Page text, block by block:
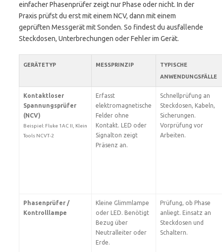
einfacher Phasenprüfer zeigt nur Phase oder nicht. In der
Praxis prüfst du erst mit einem NCV, dann mit einem
geprüften Messgerät mit Sonden. So findest du ausfallende
Steckdosen, Unterbrechungen oder Fehler im Gerät.
GERÄTETYP MESSPRINZIP
TYPISCHE
ANWENDUNGSFÄLLE
Kontaktloser
Spannungsprüfer
(NCV)
Beispiel: Fluke 1AC II, Klein
Tools NCVT-2
Erfasst
elektromagnetische
Felder ohne
Kontakt. LED oder
Signalton zeigt
Präsenz an.
Schnellprüfung an
Steckdosen, Kabeln,
Sicherungen.
Vorprüfung vor
Arbeiten.
Phasenprüfer /
Kontrolllampe
Kleine Glimmlampe
oder LED. Benötigt
Bezug über
Neutralleiter oder
Erde.
Prüfung, ob Phase
anliegt. Einsatz an
Steckdosen und
Schaltern.